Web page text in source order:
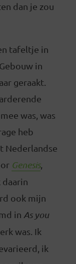
dan je zou
tafeltje in
in
geraakt.
was, was
heb
Nederlandse
Genesis,
ook mijn
in As you
was. Ik
ik